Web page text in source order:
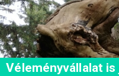
Véleményvállalat